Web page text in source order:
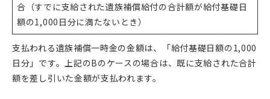
合（すでに支給された遺族補償給付の合計額が給付基礎日
額の1,000日分に満たないとき）
支払われる遺族補償一時金の金額は、「給付基礎日額の1,000
日分」です。上記のBのケースの場合は、既に支給された合計
額を差し引いた金額が支払われます。